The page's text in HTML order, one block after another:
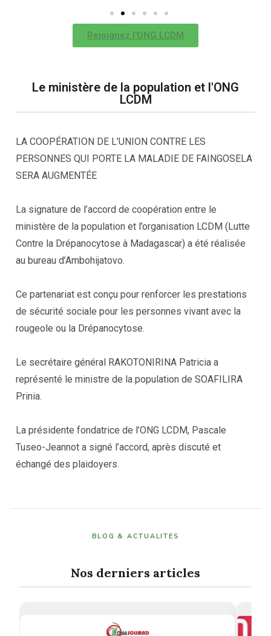
Rejoignez l'ONG LCDM
Le ministère de la population et l'ONG
LCDM
LA COOPÉRATION DE L’UNION CONTRE LES
PERSONNES QUI PORTE LA MALADIE DE FAINGOSELA
SERA AUGMENTÉE
La signature de l’accord de coopération entre le
ministère de la population et l’organisation LCDM (Lutte
Contre la Drépanocytose à Madagascar) a été réalisée
au bureau d’Ambohijatovo.
Ce partenariat est conçu pour renforcer les prestations
de sécurité sociale pour les personnes vivant avec la
rougeole ou la Drépanocytose.
Le secrétaire général RAKOTONIRINA Patricia a
représenté le ministre de la population de SOAFILIRA
Prinia.
La présidente fondatrice de l’ONG LCDM, Pascale
Tuseo-Jeannot a signé l’accord, après discuté et
échangé des plaidoyers.
BLOG & ACTUALITES
Nos derniers articles